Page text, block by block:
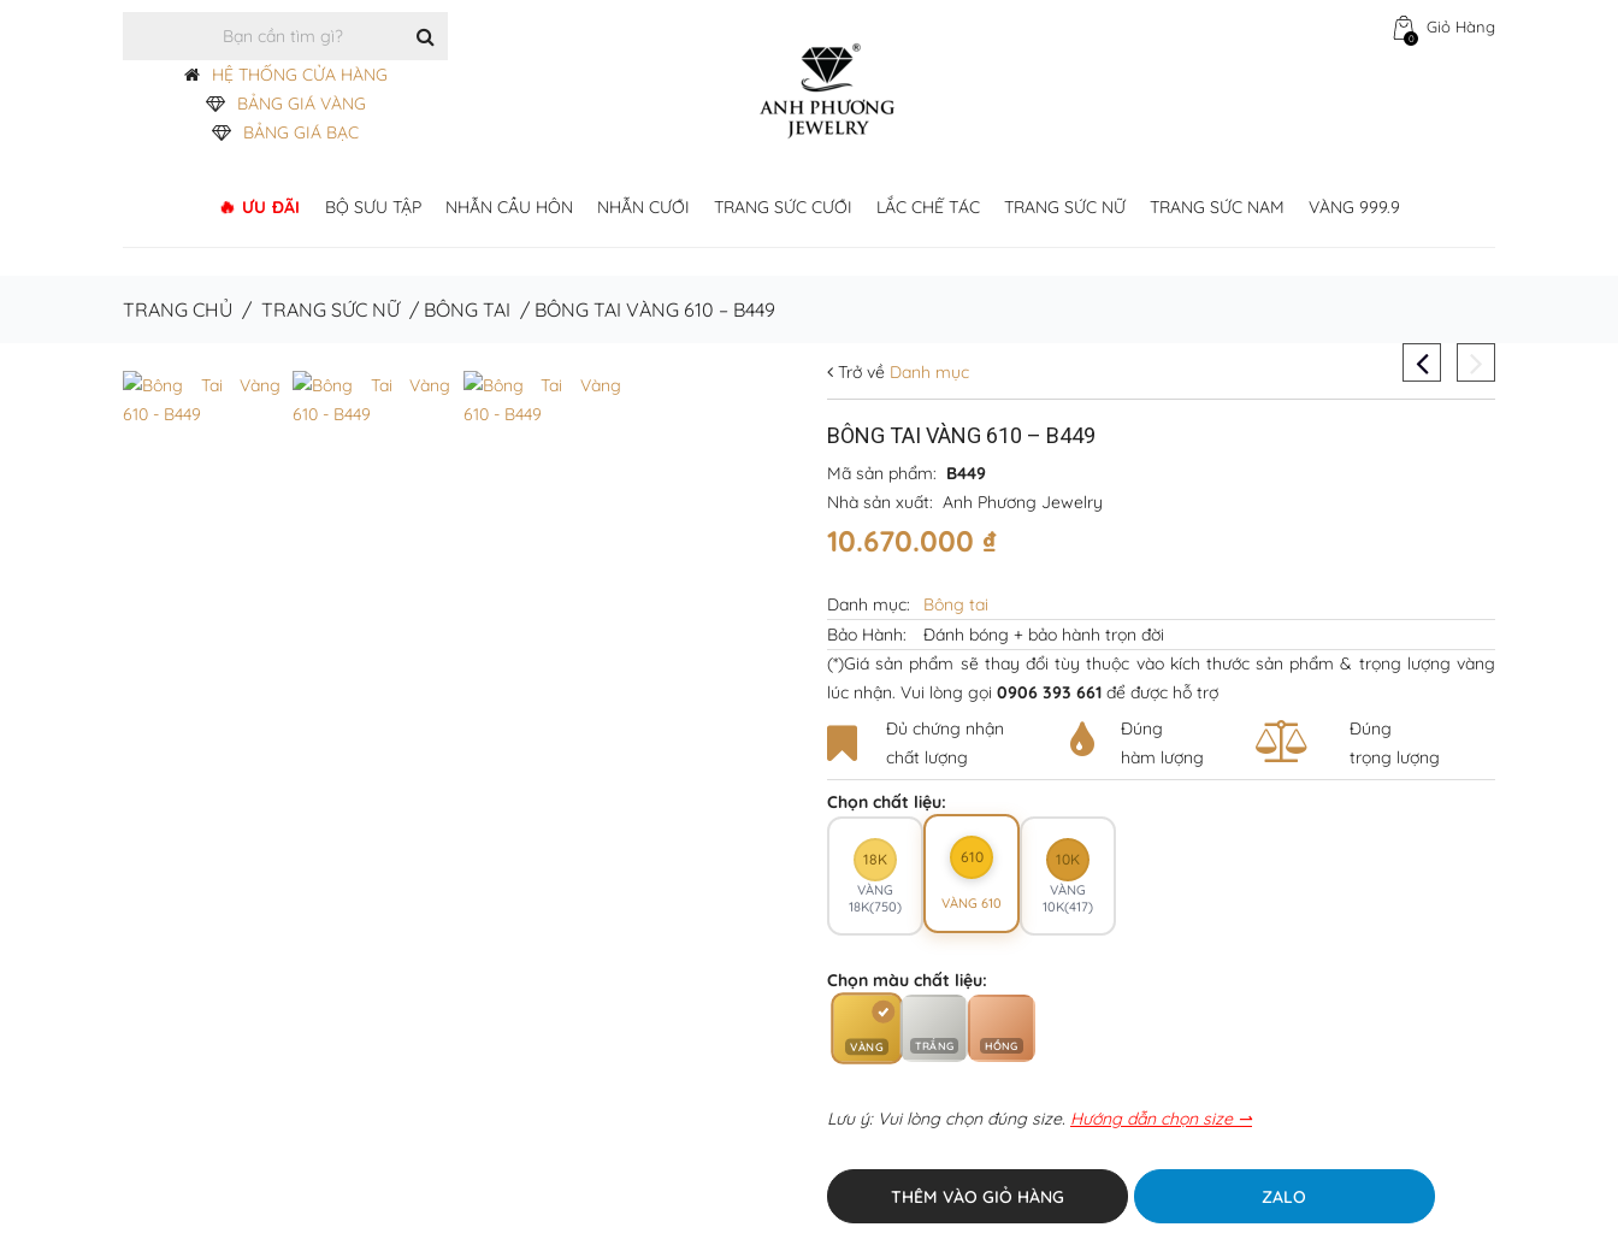
Giỏ Hàng
0
HỆ THỐNG CỬA HÀNG
BẢNG GIÁ VÀNG
BẢNG GIÁ BẠC
ƯU ĐÃI BỘ SƯU TẬP NHẪN CẦU HÔN NHẪN CƯỚI TRANG SỨC CƯỚI LẮC CHẾ TÁC TRANG SỨC NỮ TRANG SỨC NAM VÀNG 999.9
TRANG CHỦ / TRANG SỨC NỮ/ BÔNG TAI / BÔNG TAI VÀNG 610 – B449
Trở về Danh mục
BÔNG TAI VÀNG 610 – B449
Mã sản phẩm: B449
Nhà sản xuất: Anh Phương Jewelry
10.670.000 ₫
Danh mục:
Bông tai
Bảo Hành:
Đánh bóng + bảo hành trọn đời
(*)Giá sản phẩm sẽ thay đổi tùy thuộc vào kích thước sản phẩm & trọng lượng vàng
lúc nhận. Vui lòng gọi 0906 393 661 để được hỗ trợ
Đủ chứng nhận
chất lượng
Đúng
hàm lượng
Đúng
trọng lượng
Chọn chất liệu:
18K
VÀNG
18K(750)
610
VÀNG 610
10K
VÀNG
10K(417)
Chọn màu chất liệu:
VÀNG TRẮNG HỒNG
Lưu ý: Vui lòng chọn đúng size. Hướng dẫn chọn size ⇀
THÊM VÀO GIỎ HÀNG ZALO